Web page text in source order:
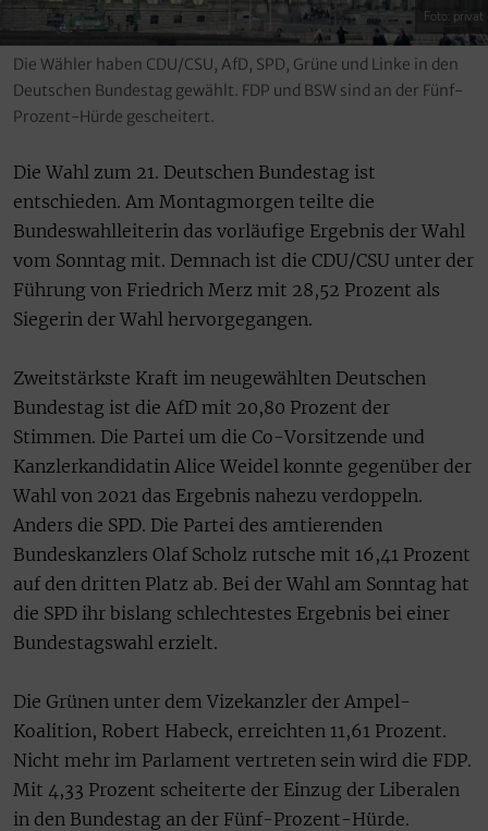
Foto: privat
Die Wähler haben CDU/CSU, AfD, SPD, Grüne und Linke in den
Deutschen Bundestag gewählt. FDP und BSW sind an der Fünf-
Prozent-Hürde gescheitert.
Die Wahl zum 21. Deutschen Bundestag ist
entschieden. Am Montagmorgen teilte die
Bundeswahlleiterin das vorläufige Ergebnis der Wahl
vom Sonntag mit. Demnach ist die CDU/CSU unter der
Führung von Friedrich Merz mit 28,52 Prozent als
Siegerin der Wahl hervorgegangen.
Zweitstärkste Kraft im neugewählten Deutschen
Bundestag ist die AfD mit 20,80 Prozent der
Stimmen. Die Partei um die Co-Vorsitzende und
Kanzlerkandidatin Alice Weidel konnte gegenüber der
Wahl von 2021 das Ergebnis nahezu verdoppeln.
Anders die SPD. Die Partei des amtierenden
Bundeskanzlers Olaf Scholz rutsche mit 16,41 Prozent
auf den dritten Platz ab. Bei der Wahl am Sonntag hat
die SPD ihr bislang schlechtestes Ergebnis bei einer
Bundestagswahl erzielt.
Die Grünen unter dem Vizekanzler der Ampel-
Koalition, Robert Habeck, erreichten 11,61 Prozent.
Nicht mehr im Parlament vertreten sein wird die FDP.
Mit 4,33 Prozent scheiterte der Einzug der Liberalen
in den Bundestag an der Fünf-Prozent-Hürde.